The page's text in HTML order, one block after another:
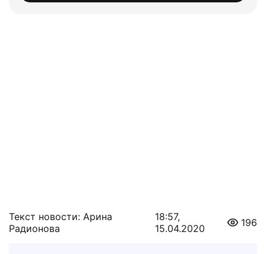
Текст новости: Арина
Радионова
18:57,
15.04.2020
196